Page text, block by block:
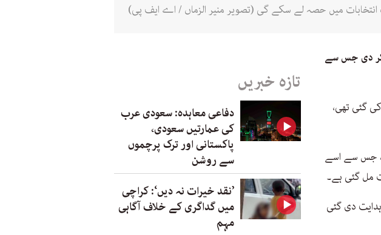
میں حصہ لے سکے گی (تصویر منیر الزماں / اے ایف پی)
کر دی جس سے
گئی تھی،
جس سے اسے
مل گئی ہے۔
دی گئی
تازہ خبریں
دفاعی معاہدہ: سعودی عرب
کی عمارتیں سعودی،
پاکستانی اور ترک پرچموں
سے روشن
’نقد خیرات نہ دیں‘: کراچی
میں گداگری کے خلاف آگاہی
مہم